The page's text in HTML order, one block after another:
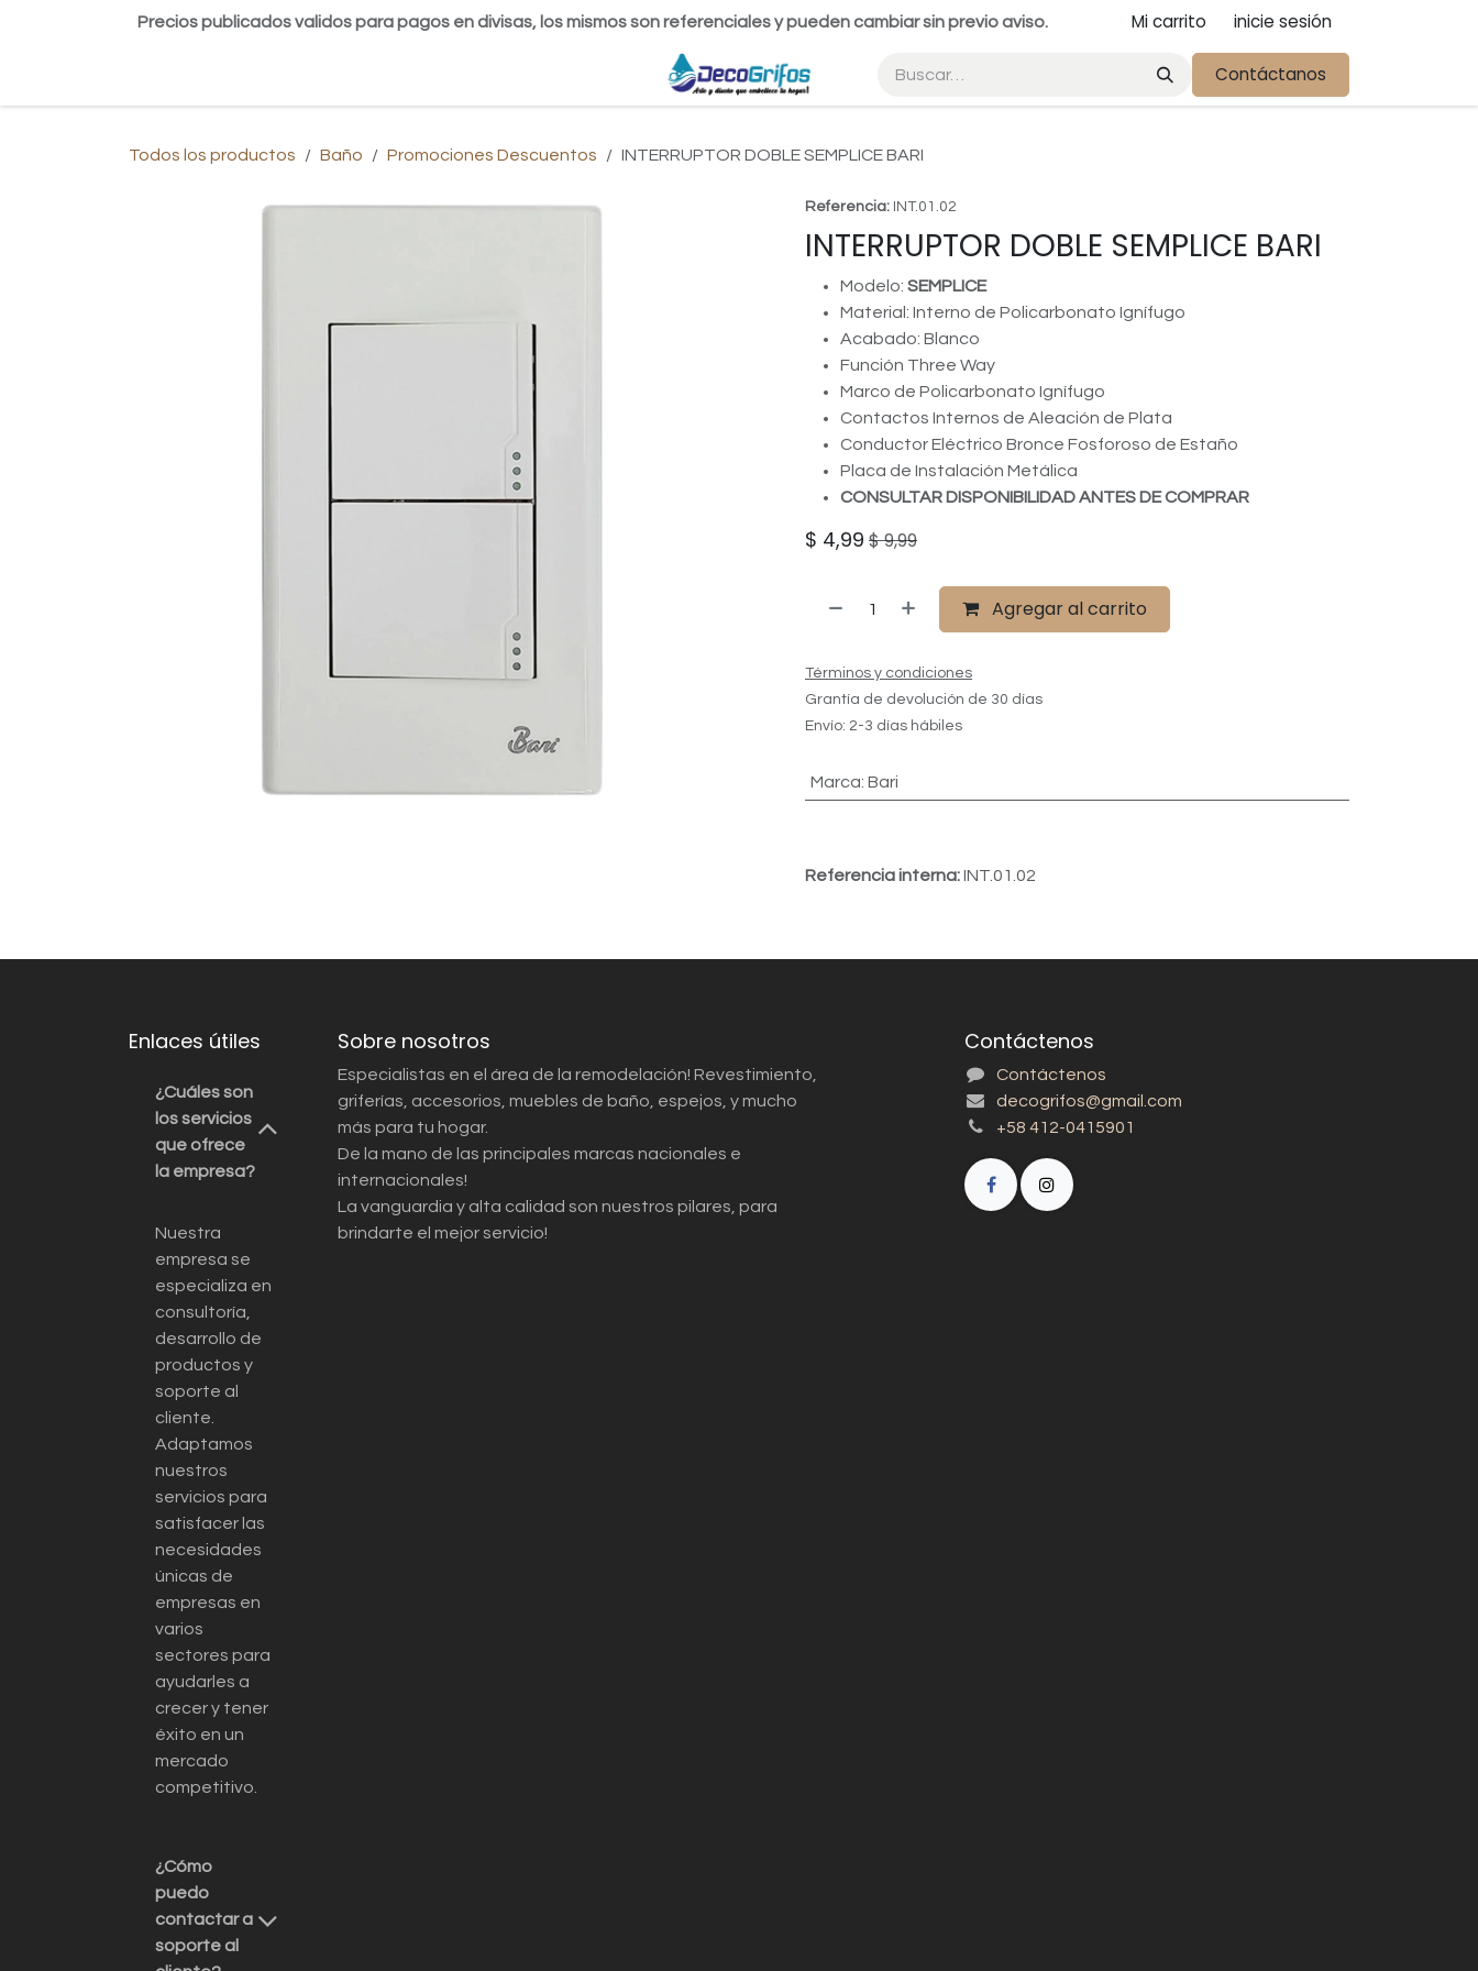
Precios publicados validos para pagos en divisas, los mismos son referenciales y pueden cambiar sin previo aviso. Mi carrito inicie sesión
Contáctanos
Todos los productos Baño Promociones Descuentos INTERRUPTOR DOBLE SEMPLICE BARI
Referencia: INT.01.02
INTERRUPTOR DOBLE SEMPLICE BARI
Modelo: SEMPLICE
Material: Interno de Policarbonato Ignífugo
Acabado: Blanco
Función Three Way
Marco de Policarbonato Ignífugo
Contactos Internos de Aleación de Plata
Conductor Eléctrico Bronce Fosforoso de Estaño
Placa de Instalación Metálica
CONSULTAR DISPONIBILIDAD ANTES DE COMPRAR
$ 4,99 $9,99
Agregar al carrito
Términos y condiciones
Grantía de devolución de 30 días
Envío: 2-3 días hábiles
Marca: Bari
Referencia interna:INT.01.02
Enlaces útiles
¿Cuáles son
los servicios
que ofrece
la empresa?
Nuestra
empresa se
especializa en
consultoría,
desarrollo de
productos y
soporte al
cliente.
Adaptamos
nuestros
servicios para
satisfacer las
necesidades
únicas de
empresas en
varios
sectores para
ayudarles a
crecer y tener
éxito en un
mercado
competitivo.
¿Cómo
puedo
contactar a
soporte al
Sobre nosotros
Especialistas en el área de la remodelación! Revestimiento,
griferías, accesorios, muebles de baño, espejos, y mucho
más para tu hogar.
De la mano de las principales marcas nacionales e
internacionales!
La vanguardia y alta calidad son nuestros pilares, para
brindarte el mejor servicio!
Contáctenos
Contáctenos
decogrifos@gmail.com
+58 412-0415901